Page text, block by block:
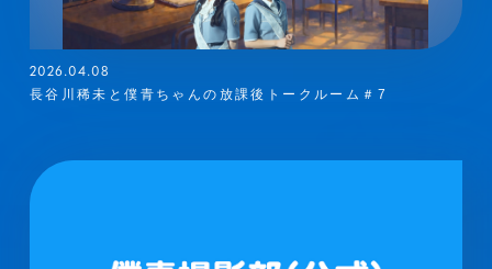
メンバーコンテンツ
2026.04.08
長谷川稀未と僕青ちゃんの放課後トークルーム＃7